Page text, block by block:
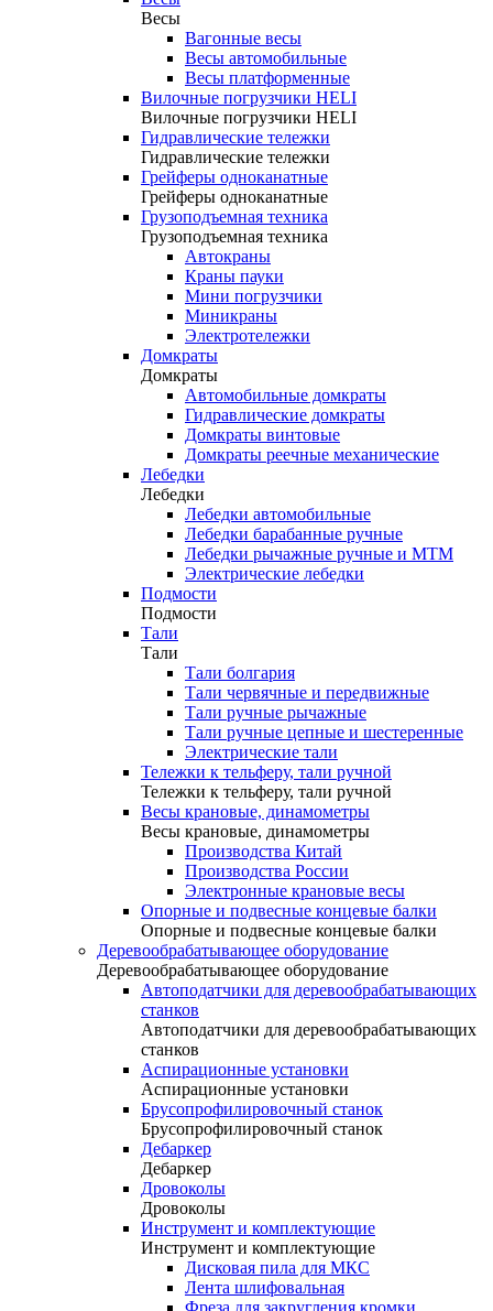
Весы
Вагонные весы
Весы автомобильные
Весы платформенные
Вилочные погрузчики HELI
Вилочные погрузчики HELI
Гидравлические тележки
Гидравлические тележки
Грейферы одноканатные
Грейферы одноканатные
Грузоподъемная техника
Грузоподъемная техника
Автокраны
Краны пауки
Мини погрузчики
Миникраны
Электротележки
Домкраты
Домкраты
Автомобильные домкраты
Гидравлические домкраты
Домкраты винтовые
Домкраты реечные механические
Лебедки
Лебедки
Лебедки автомобильные
Лебедки барабанные ручные
Лебедки рычажные ручные и МТМ
Электрические лебедки
Подмости
Подмости
Тали
Тали
Тали болгария
Тали червячные и передвижные
Тали ручные рычажные
Тали ручные цепные и шестеренные
Электрические тали
Тележки к тельферу, тали ручной
Тележки к тельферу, тали ручной
Весы крановые, динамометры
Весы крановые, динамометры
Производства Китай
Производства России
Электронные крановые весы
Опорные и подвесные концевые балки
Опорные и подвесные концевые балки
Деревообрабатывающее оборудование
Деревообрабатывающее оборудование
Автоподатчики для деревообрабатывающих
станков
Автоподатчики для деревообрабатывающих
станков
Аспирационные установки
Аспирационные установки
Брусопрофилировочный станок
Брусопрофилировочный станок
Дебаркер
Дебаркер
Дровоколы
Дровоколы
Инструмент и комплектующие
Инструмент и комплектующие
Дисковая пила для МКС
Лента шлифовальная
Фреза для закругления кромки